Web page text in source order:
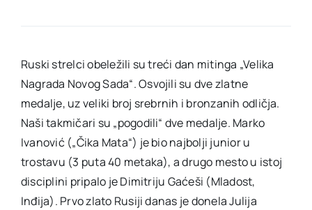
Ruski strelci obeležili su treći dan mitinga „Velika
Nagrada Novog Sada“. Osvojili su dve zlatne
medalje, uz veliki broj srebrnih i bronzanih odličja.
Naši takmičari su „pogodili“ dve medalje. Marko
Ivanović („Čika Mata“) je bio najbolji junior u
trostavu (3 puta 40 metaka), a drugo mesto u istoj
disciplini pripalo je Dimitriju Gaćeši (Mladost,
Inđija). Prvo zlato Rusiji danas je donela Julija